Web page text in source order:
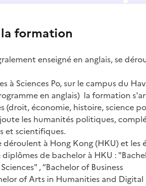
formation
enseigné en anglais, se
à Sciences Po, sur le campus du
en anglais) la formation
(droit, économie, histoire, science
les humanités politiques,
et scientifiques.
déroulent à Hong Kong (HKU) et les
de bachelor à HKU :
, “Bachelor of Business
of Arts in Humanities and Digital